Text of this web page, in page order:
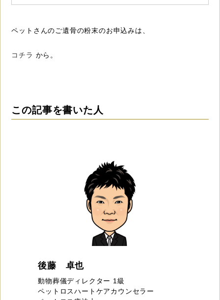
ペットさんのご遺骨の粉末のお申込みは、
コチラ から。
この記事を書いた人
後藤 卓也
動物葬儀ディレクター 1級
ペットロスハートケアカウンセラー